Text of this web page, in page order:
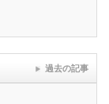
過去の記事